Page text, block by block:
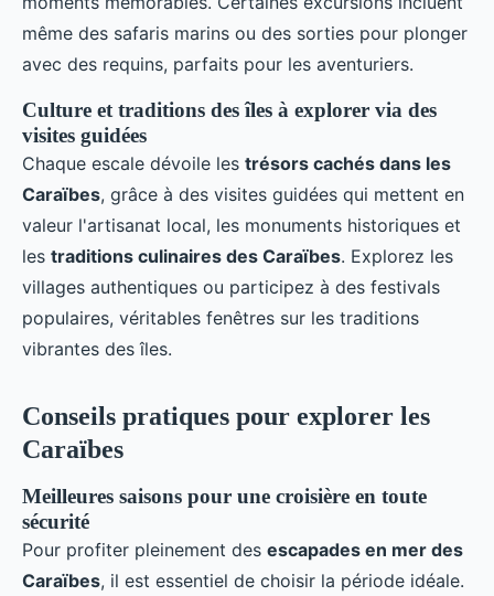
même des safaris marins ou des sorties pour plonger
avec des requins, parfaits pour les aventuriers.
Culture et traditions des îles à explorer via des
visites guidées
Chaque escale dévoile les trésors cachés dans les
Caraïbes, grâce à des visites guidées qui mettent en
valeur l'artisanat local, les monuments historiques et
les traditions culinaires des Caraïbes. Explorez les
villages authentiques ou participez à des festivals
populaires, véritables fenêtres sur les traditions
vibrantes des îles.
Conseils pratiques pour explorer les
Caraïbes
Meilleures saisons pour une croisière en toute
sécurité
Pour profiter pleinement des escapades en mer des
Caraïbes, il est essentiel de choisir la période idéale.